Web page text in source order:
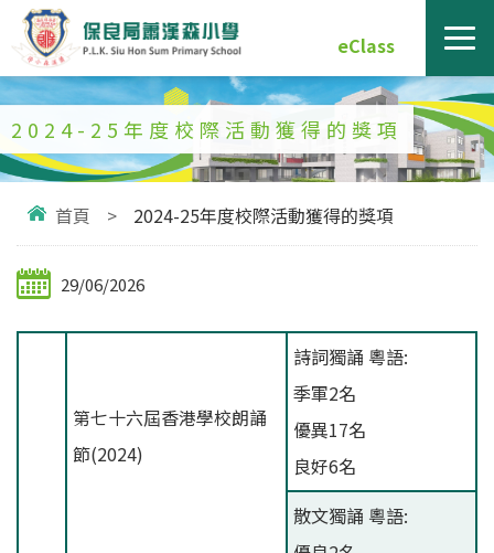
eClass
2024-25年度校際活動獲得的獎項
首頁 > 2024-25年度校際活動獲得的獎項
29/06/2026
第七十六屆香港學校朗誦
節(2024)
詩詞獨誦 粵語:
季軍2名
優異17名
良好6名
散文獨誦 粵語: